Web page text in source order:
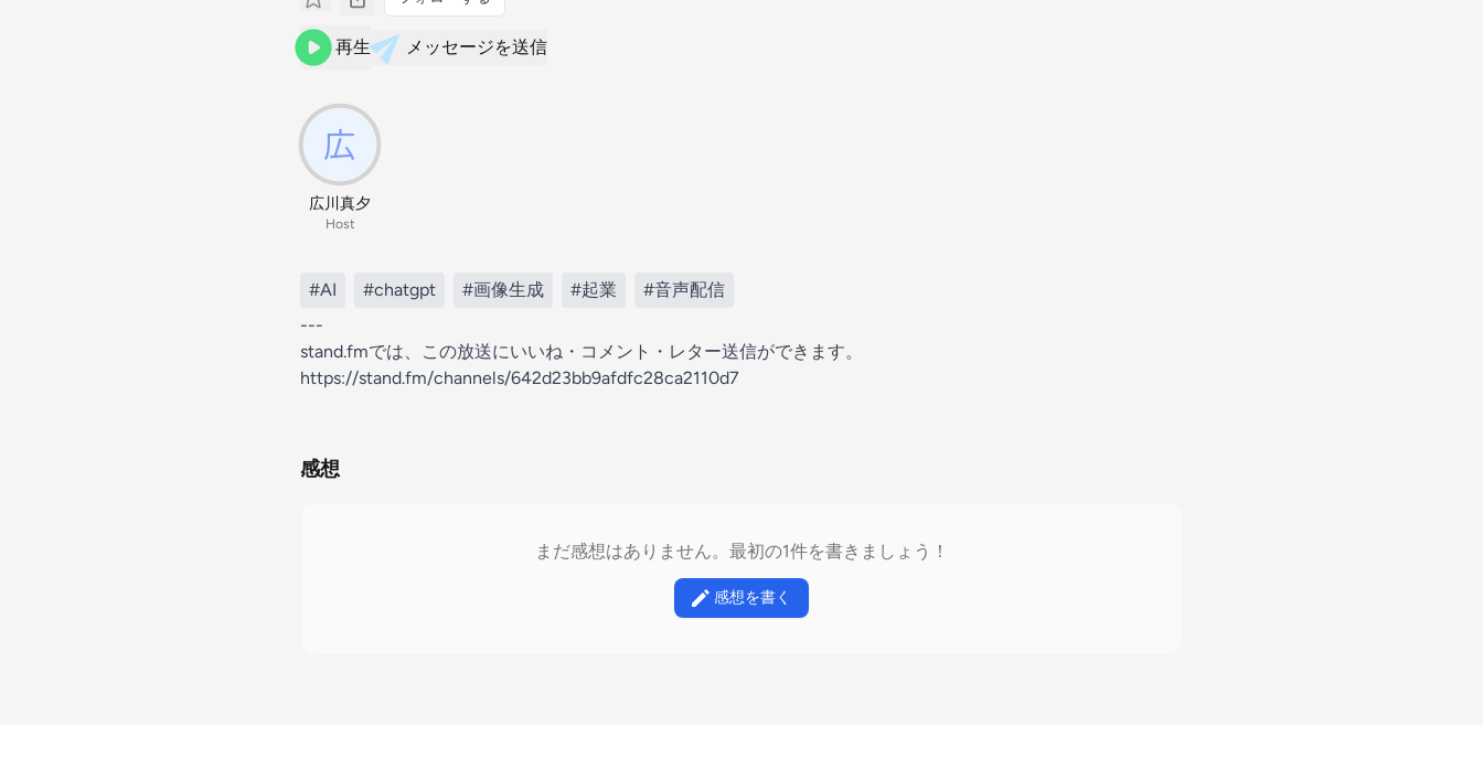
再生 メッセージを送信
広川真夕
Host
#AI #chatgpt #画像生成 #起業
#音声配信
---
stand.fmでは、この放送にいいね・コメント・レター送信ができます。
https://stand.fm/channels/642d23bb9afdfc28ca2110d7
感想
まだ感想はありません。最初の1件を書きましょう！
感想を書く